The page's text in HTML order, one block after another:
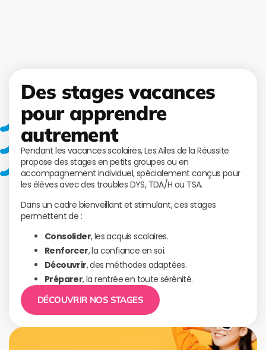
Des stages vacances
pour apprendre
autrement
Pendant les vacances scolaires, Les Ailes de la Réussite
propose des stages en petits groupes ou en
accompagnement individuel, spécialement conçus pour
les élèves avec des troubles DYS, TDA/H ou TSA.
Dans un cadre bienveillant et stimulant, ces stages
permettent de :
Consolider, les acquis scolaires.
Renforcer, la confiance en soi.
Découvrir, des méthodes adaptées.
Préparer, la rentrée en toute sérénité.
DÉCOUVRIR NOS STAGES